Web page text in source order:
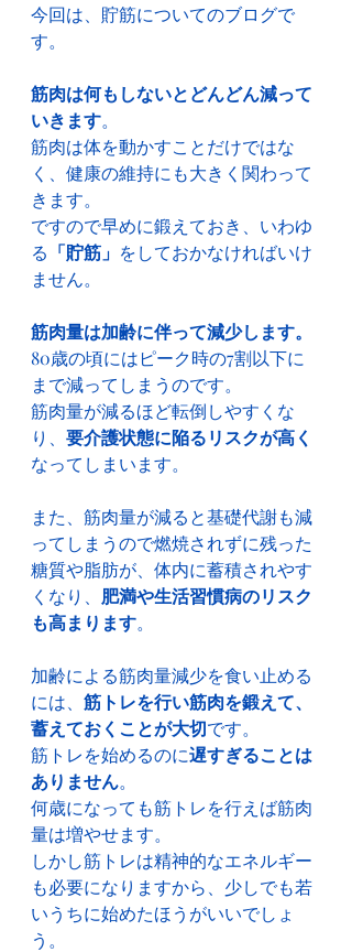
今回は、貯筋についてのブログで
す。
筋肉は何もしないとどんどん減って
いきます。
筋肉は体を動かすことだけではな
く、健康の維持にも大きく関わって
きます。
ですので早めに鍛えておき、いわゆ
る 「貯筋」 をしておかなければいけ
ません。
筋肉量は加齢に伴って減少します。
80歳の頃にはピーク時の7割以下に
まで減ってしまうのです。
筋肉量が減るほど転倒しやすくな
り、 要介護状態に陥るリスクが高く
なってしまいます。
また、筋肉量が減ると基礎代謝も減
ってしまうので燃焼されずに残った
糖質や脂肪が、体内に蓄積されやす
くなり、 肥満や生活習慣病のリスク
も高まります。
加齢による筋肉量減少を食い止める
には、 筋トレを行い筋肉を鍛えて、
蓄えておくことが大切です。
筋トレを始めるのに遅すぎることは
ありません。
何歳になっても筋トレを行えば筋肉
量は増やせます。
しかし筋トレは精神的なエネルギー
も必要になりますから、少しでも若
いうちに始めたほうがいいでしょ
う。